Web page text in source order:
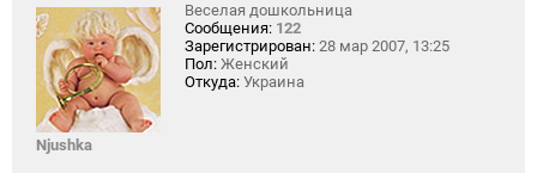
Njushka
Веселая дошкольница
Сообщения: 122
Зарегистрирован: 28 мар 2007, 13:25
Пол: Женский
Откуда: Украина